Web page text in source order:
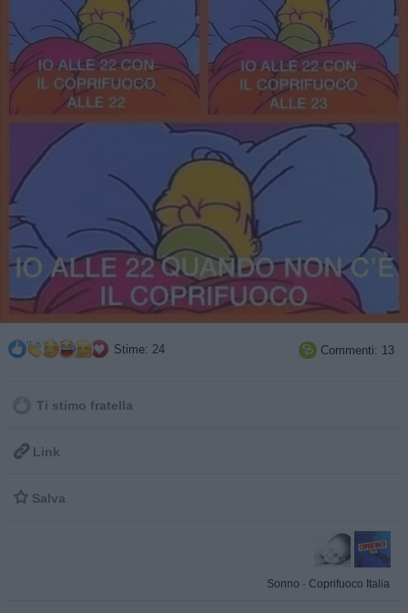
Stime: 24  Commenti: 13
Ti stimo fratella
 Link
 Salva
Sonno · Coprifuoco Italia